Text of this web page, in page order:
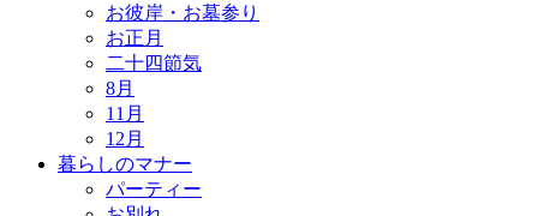
お彼岸・お墓参り
お正月
二十四節気
8月
11月
12月
暮らしのマナー
パーティー